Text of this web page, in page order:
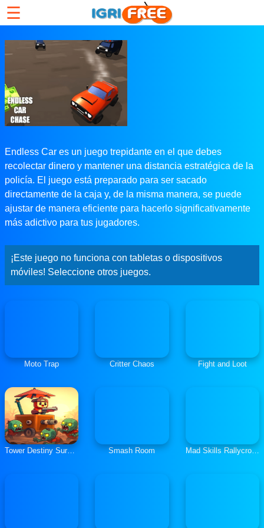
☰
Endless Car es un juego trepidante en el que debes
recolectar dinero y mantener una distancia estratégica de la
policía. El juego está preparado para ser sacado
directamente de la caja y, de la misma manera, se puede
ajustar de manera eficiente para hacerlo significativamente
más adictivo para tus jugadores.
¡Este juego no funciona con tabletas o dispositivos
móviles! Seleccione otros juegos.
Moto Trap Critter Chaos Fight and Loot
Tower Destiny Survive Smash Room Mad Skills Rallycross